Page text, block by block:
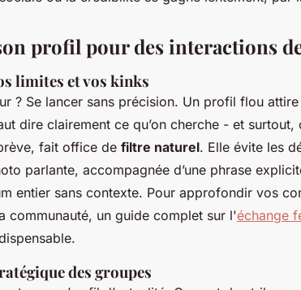
profil pour des interactions
limites et vos kinks
? Se lancer sans précision. Un profil flou
dire clairement ce qu’on cherche - et surtout,
fait office de filtre naturel. Elle évite les
parlante, accompagnée d’une phrase
entier sans contexte. Pour approfondir vos
communauté, un guide complet sur l'échange
des groupes